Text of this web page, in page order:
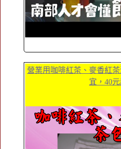
營業用咖啡紅茶、麥香紅
宜，40